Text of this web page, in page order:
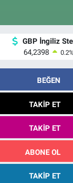
GBP İngiliz
64,2398
0.2
BEĞEN
TAKIP ET
TAKIP ET
ABONE OL
TAKIP ET